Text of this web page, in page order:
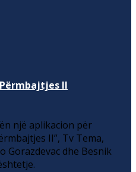
II
një aplikacion për
II”, Tv Tema,
Gorazdevac dhe Besnik